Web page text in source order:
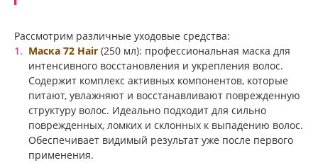
Рассмотрим различные уходовые средства:
Маска 72 Hair (250 мл): профессиональная маска для
интенсивного восстановления и укрепления волос.
Содержит комплекс активных компонентов, которые
питают, увлажняют и восстанавливают поврежденную
структуру волос. Идеально подходит для сильно
поврежденных, ломких и склонных к выпадению волос.
Обеспечивает видимый результат уже после первого
применения.